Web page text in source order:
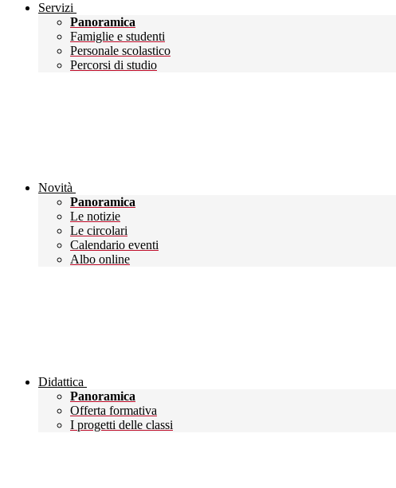
Servizi
Panoramica
Famiglie e studenti
Personale scolastico
Percorsi di studio
Novità
Panoramica
Le notizie
Le circolari
Calendario eventi
Albo online
Didattica
Panoramica
Offerta formativa
I progetti delle classi